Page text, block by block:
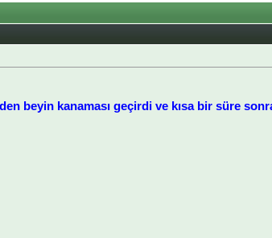
beyin kanaması geçirdi ve kısa bir süre